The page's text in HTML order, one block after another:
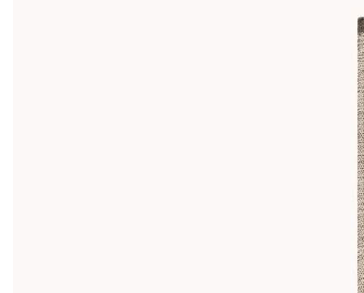
En vävd matta har allt som oftast en nästan identiskt fram-